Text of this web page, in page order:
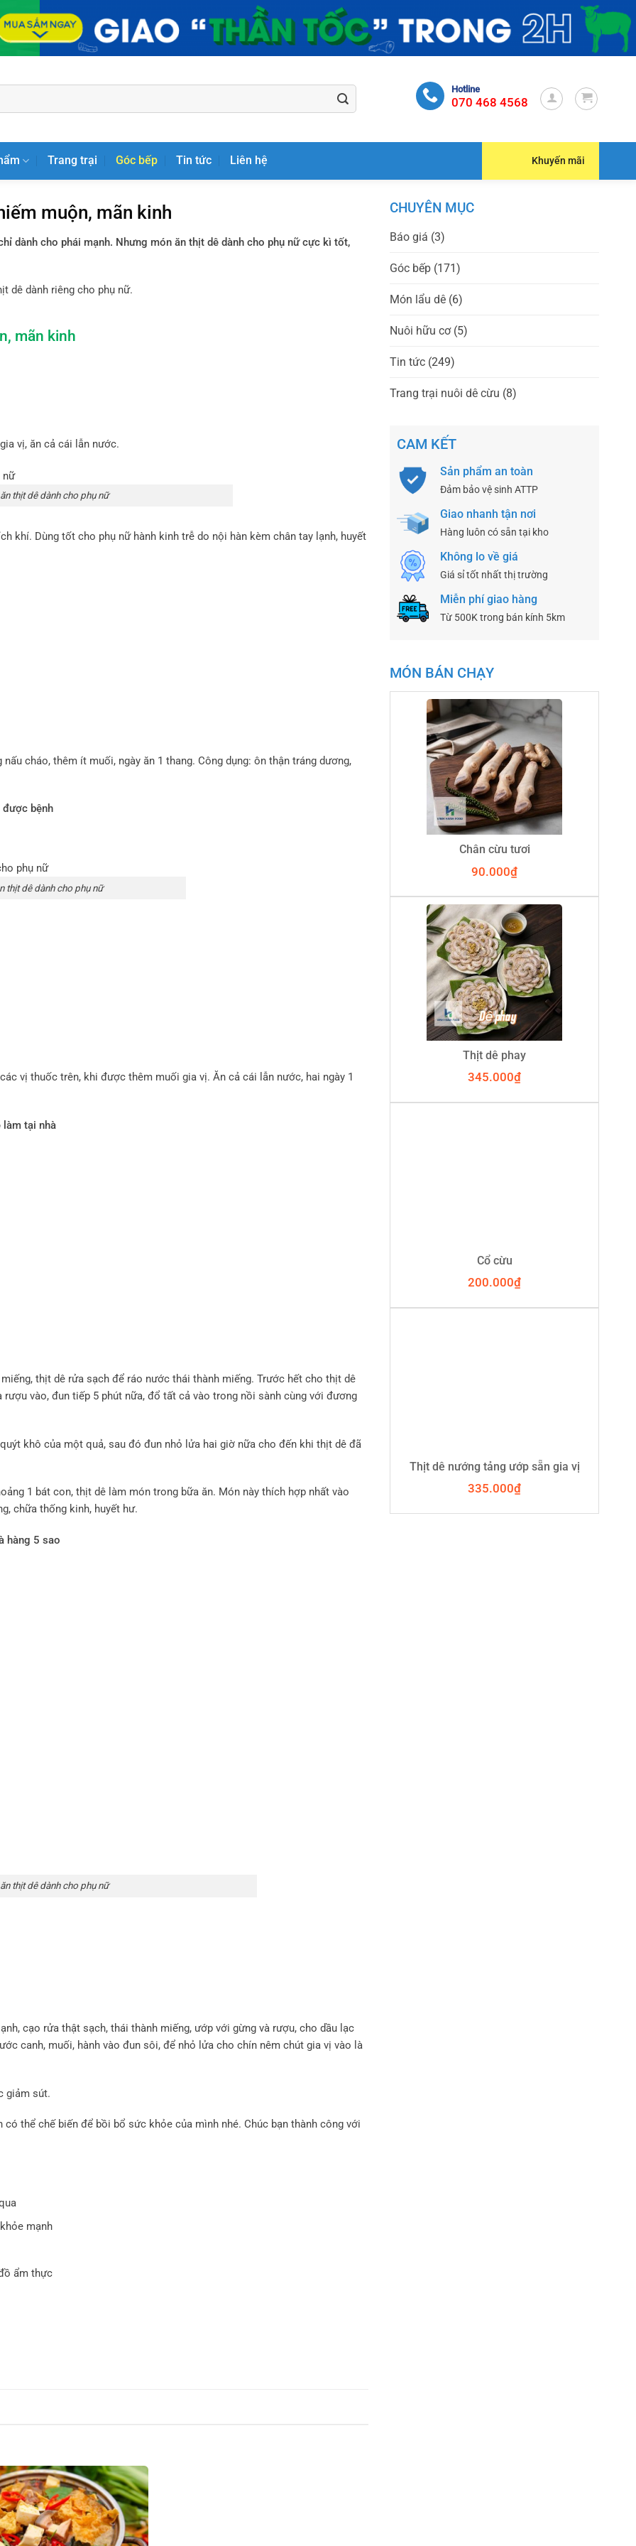
Hotline
070 468 4568
Trang trại Góc bếp Tin tức Liên hệ Khuyến mãi
muộn, mãn kinh
dành cho phái mạnh. Nhưng món ăn thịt dê dành cho phụ nữ cực kì tốt,
dê dành riêng cho phụ nữ.
mãn kinh
vị, ăn cả cái lẫn nước.
thịt dê dành cho phụ nữ
khí. Dùng tốt cho phụ nữ hành kinh trễ do nội hàn kèm chân tay lạnh, huyết
cháo, thêm ít muối, ngày ăn 1 thang. Công dụng: ôn thận tráng dương,
bệnh
thịt dê dành cho phụ nữ
vị thuốc trên, khi được thêm muối gia vị. Ăn cả cái lẫn nước, hai ngày 1
tại nhà
thịt dê rửa sạch để ráo nước thái thành miếng. Trước hết cho thịt dê
vào, đun tiếp 5 phút nữa, đổ tất cả vào trong nồi sành cùng với đương
khô của một quả, sau đó đun nhỏ lửa hai giờ nữa cho đến khi thịt dê đã
1 bát con, thịt dê làm món trong bữa ăn. Món này thích hợp nhất vào
chữa thống kinh, huyết hư.
hàng 5 sao
thịt dê dành cho phụ nữ
cạo rửa thật sạch, thái thành miếng, ướp với gừng và rượu, cho dầu lạc
canh, muối, hành vào đun sôi, để nhỏ lửa cho chín nêm chút gia vị vào là
giảm sút.
thể chế biến để bồi bổ sức khỏe của mình nhé. Chúc bạn thành công với
mạnh
ẩm thực
CHUYÊN MỤC
Báo giá (3)
Góc bếp (171)
Món lẩu dê (6)
Nuôi hữu cơ(5)
Tin tức (249)
Trang trại nuôi dê cừu (8)
CAM KẾT
Sản phẩm an toàn
Đảm bảo vệ sinh ATTP
Giao nhanh tận nơi
Hàng luôn có sẵn tại kho
Không lo về giá
Giá sỉ tốt nhất thị trường
Miễn phí giao hàng
Từ 500K trong bán kính 5km
MÓN BÁN CHẠY
Chân cừu tươi
90.000₫
Thịt dê phay
345.000₫
Cổ cừu
200.000₫
Thịt dê nướng tảng ướp sẵn gia vị
335.000₫